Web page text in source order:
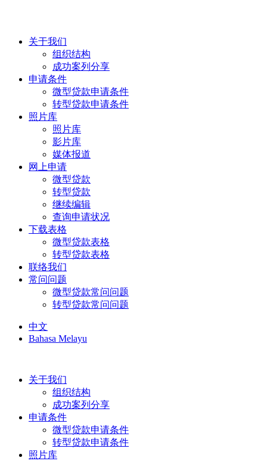
关于我们
组织结构
成功案列分享
申请条件
微型贷款申请条件
转型贷款申请条件
照片库
照片库
影片库
媒体报道
网上申请
微型贷款
转型贷款
继续编辑
查询申请状况
下载表格
微型贷款表格
转型贷款表格
联络我们
常问问题
微型贷款常问问题
转型贷款常问问题
中文
Bahasa Melayu
关于我们
组织结构
成功案列分享
申请条件
微型贷款申请条件
转型贷款申请条件
照片库